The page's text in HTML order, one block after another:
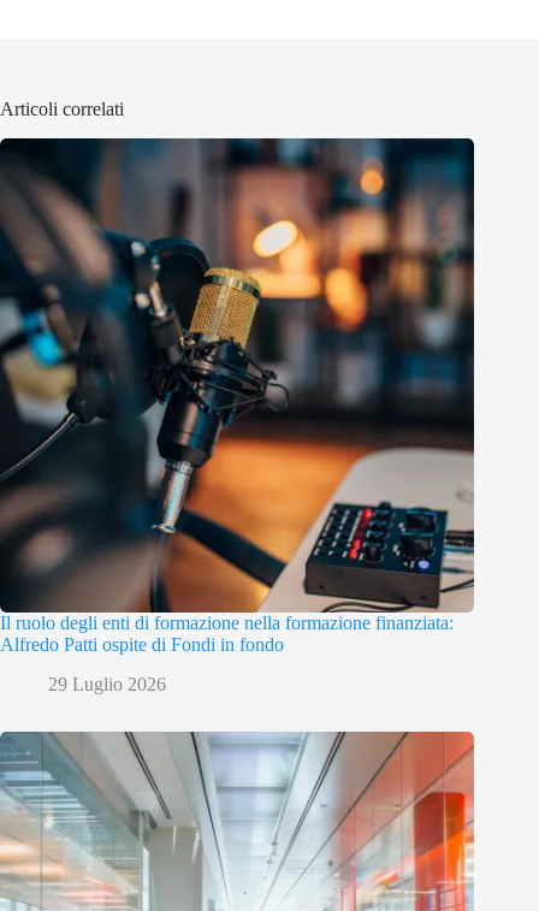
Articoli correlati
Il ruolo degli enti di formazione nella formazione finanziata:
Alfredo Patti ospite di Fondi in fondo
29 Luglio 2026